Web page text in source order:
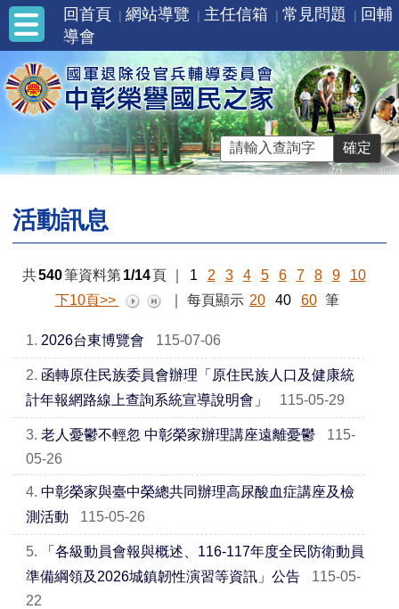
回首頁 網站導覽 主任信箱 常見問題
回輔
導會
活動訊息
共540筆資料第 1/14 頁 1 2 3 4 5 6 7 8 9
10
下10頁>>
每頁顯示 20 40 60 筆
1. 2026台東博覽會 115-07-06
2. 函轉原住民族委員會辦理「原住民族人口及健康統
計年報網路線上查詢系統宣導說明會」
115-05-29
3. 老人憂鬱不輕忽 中彰榮家辦理講座遠離憂鬱
115-
05-26
4. 中彰榮家與臺中榮總共同辦理高尿酸血症講座及檢
測活動
115-05-26
5.
「各級動員會報與概述、116-117年度全民防衛動員
準備綱領及2026城鎮韌性演習等資訊」公告
115-05-
22